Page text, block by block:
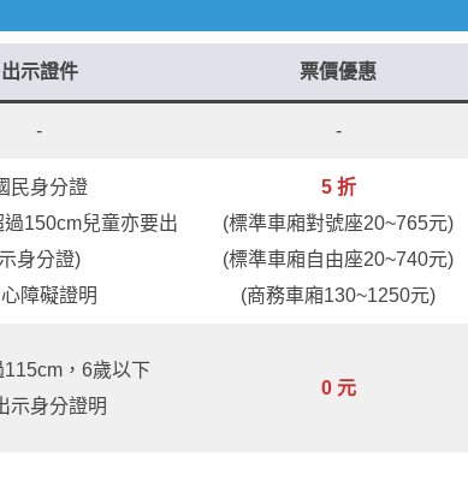
出示證件 票價優惠
- -
民身分證
150cm兒童亦要出
示身分證)
障礙證明
5 折
(標準車廂對號座20~765元)
(標準車廂自由座20~740元)
(商務車廂130~1250元)
115cm，6歲以下
示身分證明
0 元